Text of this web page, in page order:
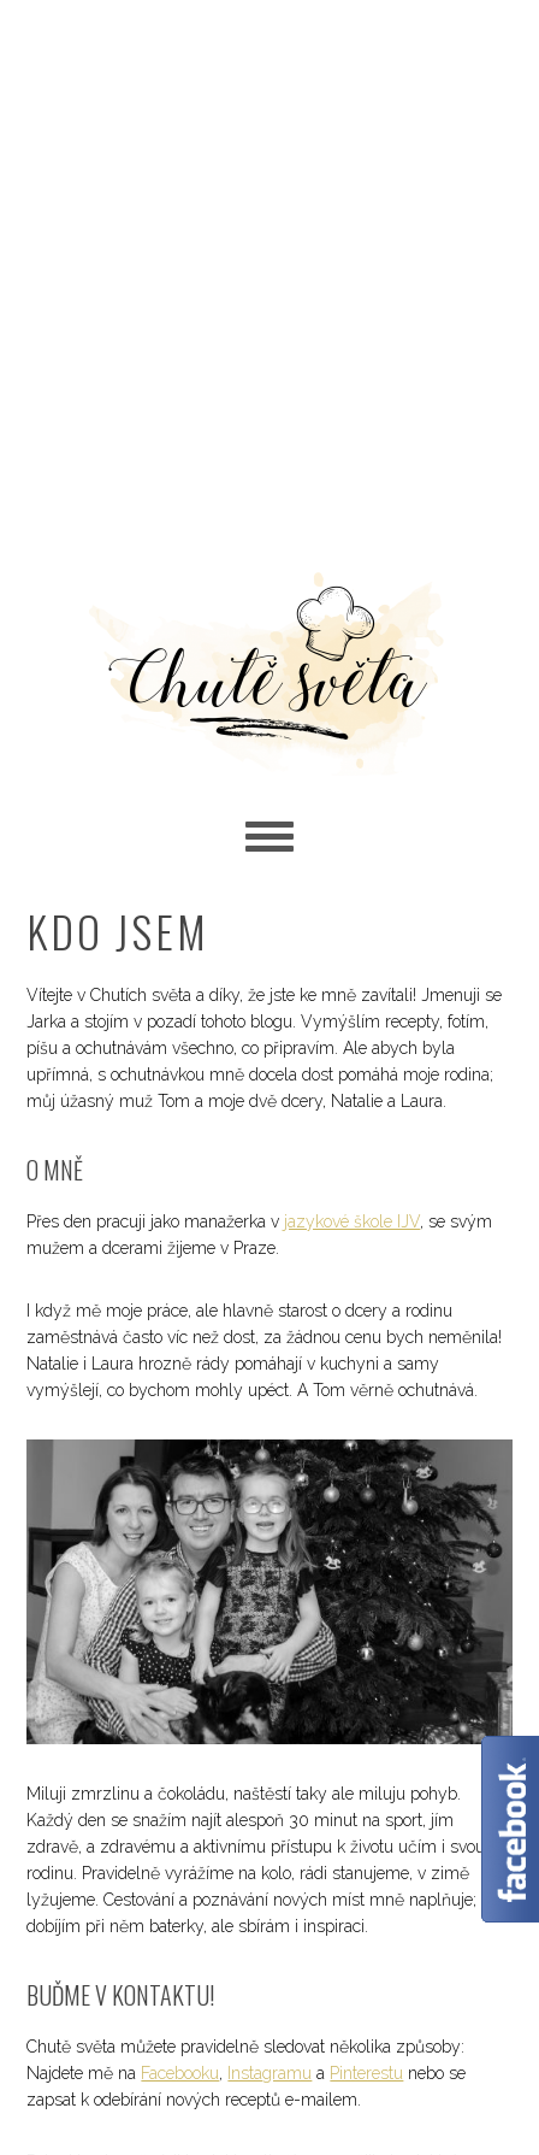
KDO JSEM
Vítejte v Chutích světa a díky, že jste ke mně zavítali! Jmenuji se
Jarka a stojím v pozadí tohoto blogu. Vymýšlím recepty, fotím,
píšu a ochutnávám všechno, co připravím. Ale abych byla
upřímná, s ochutnávkou mně docela dost pomáhá moje rodina;
můj úžasný muž Tom a moje dvě dcery, Natalie a Laura.
O MNĚ
Přes den pracuji jako manažerka v jazykové škole IJV, se svým
mužem a dcerami žijeme v Praze.
I když mě moje práce, ale hlavně starost o dcery a rodinu
zaměstnává často víc než dost, za žádnou cenu bych neměnila!
Natalie i Laura hrozně rády pomáhají v kuchyni a samy
vymýšlejí, co bychom mohly upéct. A Tom věrně ochutnává.
Miluji zmrzlinu a čokoládu, naštěstí taky ale miluju pohyb.
Každý den se snažím najít alespoň 30 minut na sport, jím
zdravě, a zdravému a aktivnímu přístupu k životu učím i svou
rodinu. Pravidelně vyrážíme na kolo, rádi stanujeme, v zimě
lyžujeme. Cestování a poznávání nových míst mně naplňuje;
dobíjím při něm baterky, ale sbírám i inspiraci.
BUĎME V KONTAKTU!
Chutě světa můžete pravidelně sledovat několika způsoby:
Najdete mě na Facebooku, Instagramu a Pinterestu nebo se
zapsat k odebírání nových receptů e-mailem.